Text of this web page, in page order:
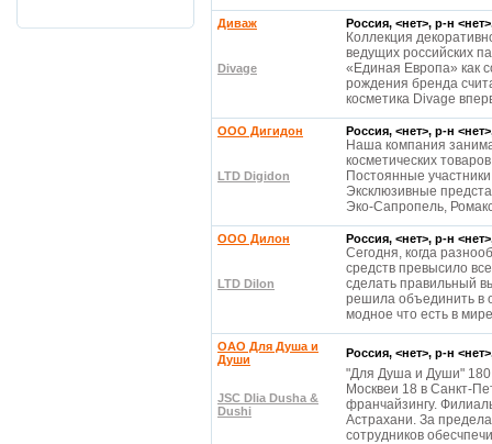
Диваж Россия, <нет>, р-н
Divage
Коллекция
ведущих российских
«Единая Европа» как
рождения бренда
косметика Divage
ООО Дигидон Россия, <нет>, р-н
LTD Digidon
Наша компания
косметических
Постоянные
Эксклюзивные
Эко-Сапропель,
ООО Дилон Россия, <нет>, р-н
LTD Dilon
Сегодня, когда
средств превысило
сделать правильный
решила объединить в
модное что есть в
ОАО Для Душа и
Души
Россия, <нет>, р-н
JSC Dlia Dusha &
Dushi
"Для Душа и Души" 180
Москвеи 18 в Санкт-
франчайзингу.
Астрахани. За
сотрудников